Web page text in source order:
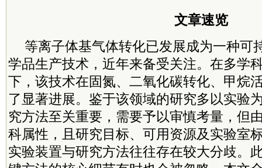
文章速览
等离子体基气体转化已发展成为一种可
学品生产技术，近年来备受关注。在多学
下，该技术在固氮、二氧化碳转化、甲烷
了显著进展。鉴于该领域的研究多以实验
究方法至关重要，需要予以审慎考量，但
科属性，且研究目标、可用资源及实验室
实验装置与研究方法往往存在较大分歧。